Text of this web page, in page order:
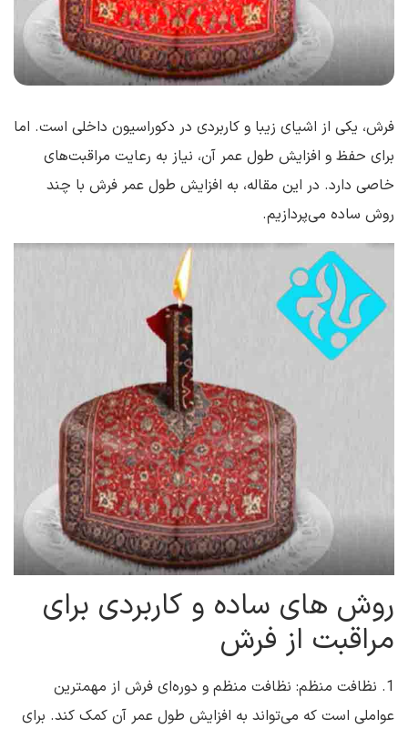
فرش، یکی از اشیای زیبا و کاربردی در دکوراسیون داخلی است. اما
برای حفظ و افزایش طول عمر آن، نیاز به رعایت مراقبت‌های
خاصی دارد. در این مقاله، به افزایش طول عمر فرش با چند
روش ساده می‌پردازیم.
روش های ساده و کاربردی برای
مراقبت از فرش
1. نظافت منظم: نظافت منظم و دوره‌ای فرش از مهمترین
عواملی است که می‌تواند به افزایش طول عمر آن کمک کند. برای